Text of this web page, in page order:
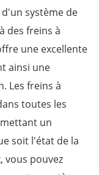
d'un système de
des freins à
une excellente
ainsi une
Les freins à
toutes les
un
soit l'état de la
vous pouvez